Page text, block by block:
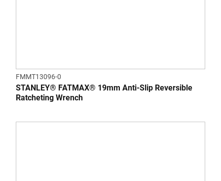
FMMT13096-0
STANLEY® FATMAX® 19mm Anti-Slip Reversible
Ratcheting Wrench